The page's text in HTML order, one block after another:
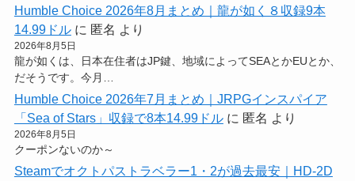
Humble Choice 2026年8月まとめ｜龍が如く８収録9本
14.99ドルに 匿名 より
2026年8月5日
龍が如くは、日本在住者はJP鍵、地域によってSEAとかEUとか、
だそうです。今月…
Humble Choice 2026年7月まとめ｜JRPGインスパイア
「Sea of Stars」収録で8本14.99ドルに 匿名 より
2026年8月5日
クーポンないのか～
Steamでオクトパストラベラー1・2が過去最安｜HD-2D